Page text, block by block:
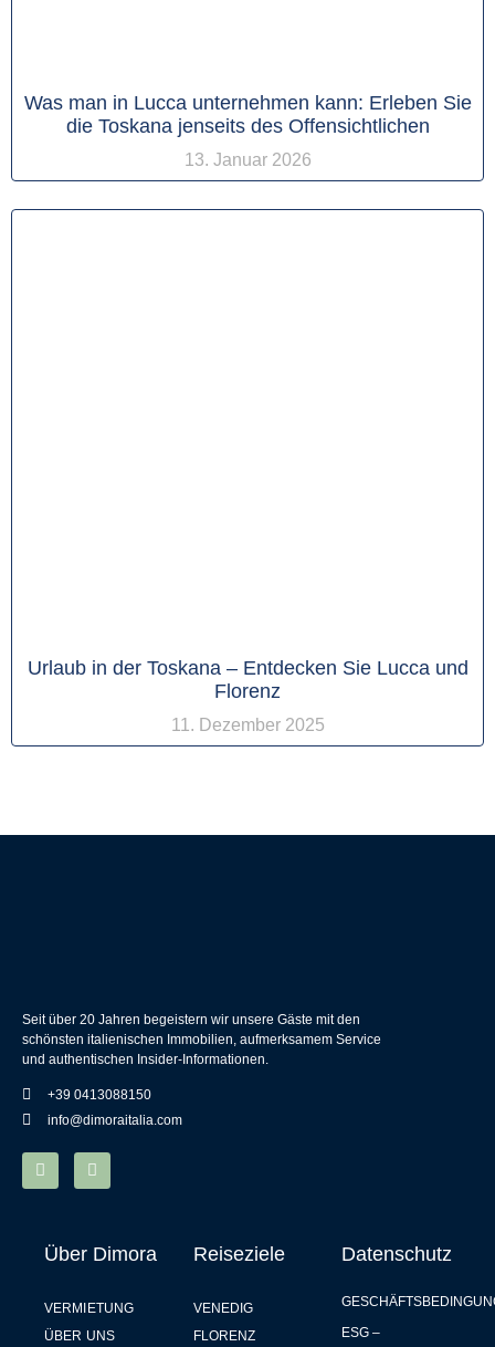
Was man in Lucca unternehmen kann: Erleben Sie
die Toskana jenseits des Offensichtlichen
13. Januar 2026
Urlaub in der Toskana – Entdecken Sie Lucca und
Florenz
11. Dezember 2025
Seit über 20 Jahren begeistern wir unsere Gäste mit den
schönsten italienischen Immobilien, aufmerksamem Service
und authentischen Insider-Informationen.
+39 0413088150
info@dimoraitalia.com
Über Dimora
VERMIETUNG
ÜBER UNS
Reiseziele
VENEDIG
FLORENZ
Datenschutz
ESG –